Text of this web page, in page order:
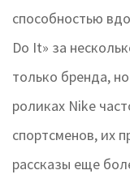
способностью
Do It» за
только бренда,
роликах Nike
спортсменов, их
рассказы еще